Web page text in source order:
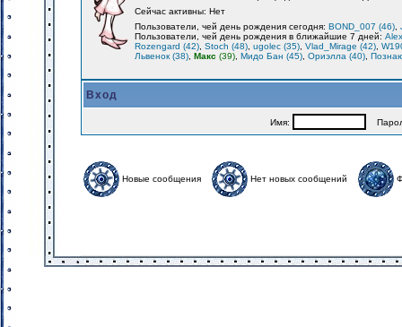
Сейчас активны: Нет
Пользователи, чей день рождения сегодня: BOND_007 (46)
Пользователи, чей день рождения в ближайшие 7 дней:
Rozengard (42) Stoch (48) ugolec (35) Vlad_Mirage (42)
Львенок (38) Макс (39) Мидо Бан (45) Ориэлла (40)
Вход
Имя:
Новые сообщения Нет новых сообщений